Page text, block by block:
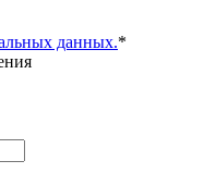
данных.*